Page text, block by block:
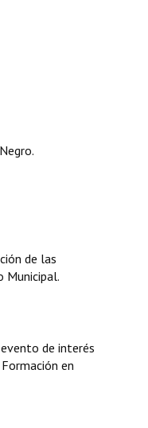
de las
Municipal.
de interés
en